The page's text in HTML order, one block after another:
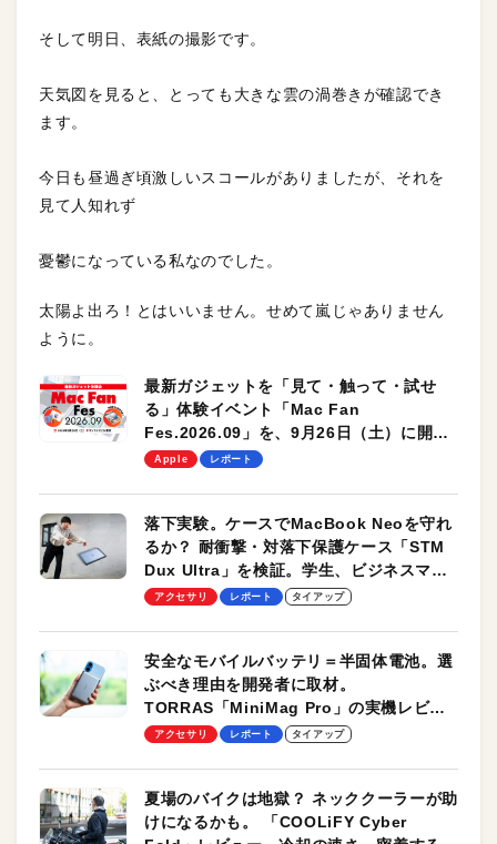
そして明日、表紙の撮影です。
天気図を見ると、とっても大きな雲の渦巻きが確認でき
ます。
今日も昼過ぎ頃激しいスコールがありましたが、それを
見て人知れず
憂鬱になっている私なのでした。
太陽よ出ろ！とはいいません。せめて嵐じゃありません
ように。
最新ガジェットを「見て・触って・試せ
る」体験イベント「Mac Fan
Fes.2026.09」を、9月26日（土）に開催
します！
Apple レポート
落下実験。ケースでMacBook Neoを守れ
るか？ 耐衝撃・対落下保護ケース「STM
Dux Ultra」を検証。学生、ビジネスマン
のモバイルユースに最適！
アクセサリ レポート タイアップ
安全なモバイルバッテリ＝半固体電池。選
ぶべき理由を開発者に取材。
TORRAS「MiniMag Pro」の実機レビュ
ーも
アクセサリ レポート タイアップ
夏場のバイクは地獄？ ネッククーラーが助
けになるかも。 「COOLiFY Cyber